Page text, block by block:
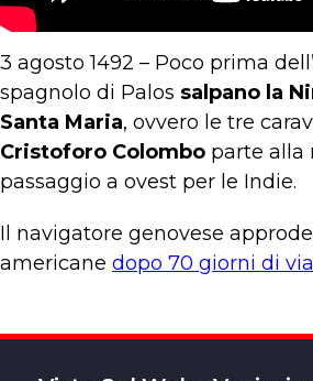
3 agosto 1492 – Poco prima
spagnolo di Palos salpano la
Santa Maria, ovvero le tre
Cristoforo Colombo parte alla
passaggio a ovest per le Indie.
Il navigatore genovese
americane dopo 70 giorni di